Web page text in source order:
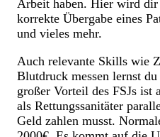
Arbeit haben. Hier wird
korrekte Übergabe eines
und vieles mehr.
Auch relevante Skills wie
Blutdruck messen lernst
großer Vorteil des FSJs ist
als Rettungssanitäter
Geld zahlen musst.